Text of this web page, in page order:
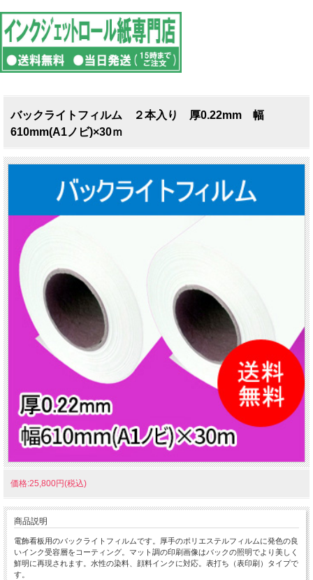
バックライトフィルム ２本入り 厚0.22mm 幅
610mm(A1ノビ)×30ｍ
価格:25,800円(税込)
商品説明
電飾看板用のバックライトフィルムです。厚手のポリエステルフィルムに発色の良
いインク受容層をコーティング。マット調の印刷画像はバックの照明でより美しく
鮮明に再現されます。水性の染料、顔料インクに対応。表打ち（表印刷）タイプで
す。